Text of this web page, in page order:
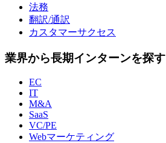
法務
翻訳/通訳
カスタマーサクセス
業界から長期インターンを探す
EC
IT
M&A
SaaS
VC/PE
Webマーケティング